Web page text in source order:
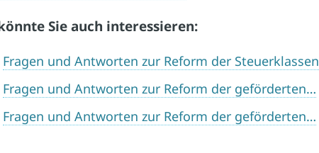
Sie auch interessieren:
Fragen und Antworten zur Reform der Steuerklassen
Fragen und Antworten zur Reform der geförderten…
Fragen und Antworten zur Reform der geförderten…